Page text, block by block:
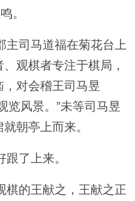
。
司马道福在菊花台上
观棋者专注于棋局，
对会稽王司马昱
览风景。”未等司马昱
朝亭上而来。
了上来。
的王献之，王献之正